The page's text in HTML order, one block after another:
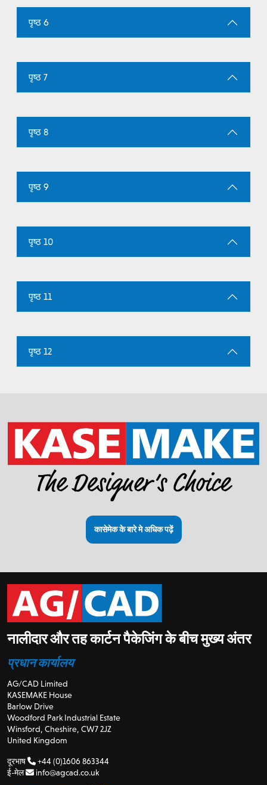
पृष्ठ 6
पृष्ठ 7
पृष्ठ 8
पृष्ठ 9
पृष्ठ 10
पृष्ठ 11
पृष्ठ 12
कासेमेक के बारे मे अधिक पढ़ें
नालीदार और तह कार्टन पैकेजिंग के बीच मुख्य अंतर
प्रधान कार्यालय
AG/CAD Limited
KASEMAKE House
Barlow Drive
Woodford Park Industrial Estate
Winsford, Cheshire, CW7 2JZ
United Kingdom
दूरभाष
+44 (0)1606 863344
ई-मेल
info@agcad.co.uk